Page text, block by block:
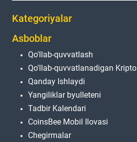
Kategoriyalar
Asboblar
Qo'llab-quvvatlash
Qo'llab-quvvatlanadigan Kripto
Qanday Ishlaydi
Yangiliklar byulleteni
Tadbir Kalendari
CoinsBee Mobil Ilovasi
Chegirmalar